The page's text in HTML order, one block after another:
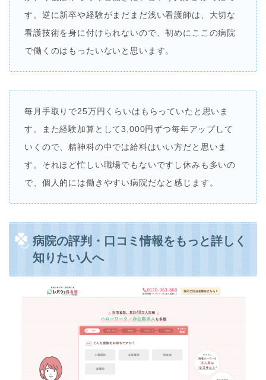
す。逆に新卒や経験がまだまだ浅い看護師は、大切な
看護技術を身に付けられないので、初めにここの病院
で働くのはもったいないと思います。
毎月手取りで25万円くらいはもらっていたと思いま
す。また経験加算として3,000円ずつ毎年アップして
いくので、精神科の中では給料はいい方だと思いま
す。それほど忙しい職場でもないですし休みも多いの
で、個人的には働きやすい病院だなと感じます。
病院の評判・口コミ情報をもっと詳しく
知りたい人へ